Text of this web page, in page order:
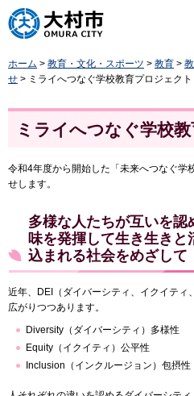
大村市
ホーム > 教育・文化・スポーツ > 教育 >
せ > ミライへつなぐ学校教育プロジェクト
ミライへつなぐ学校
令和4年度から開始した「未来へつなぐ学
せします。
多様な人たちが互いを認
味を発揮して生き生きと
込まれる社会をめざして
近年、DEI（ダイバーシティ、イクイティ
広がりつつあります。
Diversity（ダイバーシティ）多様性
Equity（イクイティ）公平性
Inclusion（インクルージョン）包摂性